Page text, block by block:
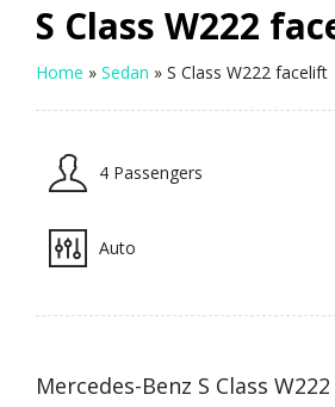
S Class W222
Home » Sedan » S Class W222 facelift
4 Passengers
Auto
Mercedes-Benz S Class